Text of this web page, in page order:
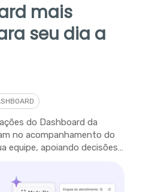
mais
seu dia a
do Dashboard da
no acompanhamento do
equipe, apoiando decisões